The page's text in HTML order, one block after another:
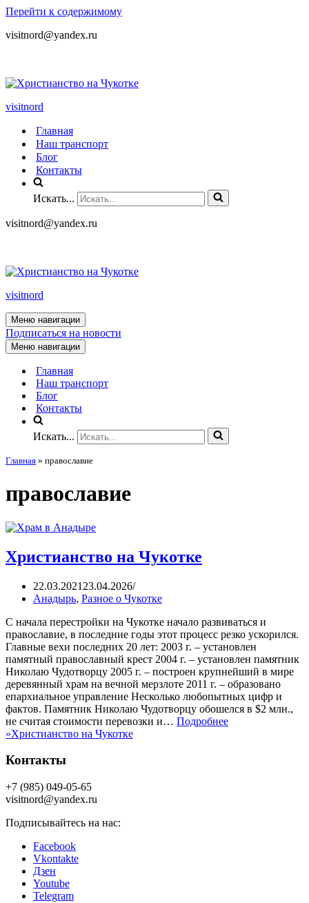
Перейти к содержимому
visitnord@yandex.ru
visitnord
Главная
Наш транспорт
Блог
Контакты
Искать...
visitnord@yandex.ru
visitnord
Меню навигации
Подписаться на новости
Меню навигации
Главная
Наш транспорт
Блог
Контакты
Искать...
Главная » православие
православие
Христианство на Чукотке
22.03.2021 23.04.2026
Анадырь, Разное о Чукотке
С начала перестройки на Чукотке начало развиваться и
православие, в последние годы этот процесс резко ускорился.
Главные вехи последних 20 лет: 2003 г. – установлен
памятный православный крест 2004 г. – установлен памятник
Николаю Чудотворцу 2005 г. – построен крупнейший в мире
деревянный храм на вечной мерзлоте 2011 г. – образовано
епархиальное управление Несколько любопытных цифр и
фактов. Памятник Николаю Чудотворцу обошелся в $2 млн.,
не считая стоимости перевозки и… Подробнее
»Христианство на Чукотке
Контакты
+7 (985) 049-05-65
visitnord@yandex.ru
Подписывайтесь на нас:
Facebook
Vkontakte
Дзен
Youtube
Telegram